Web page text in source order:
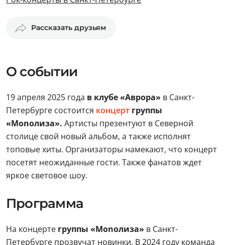
Рассказать друзьям
О событии
19 апреля 2025 года в клубе «Аврора» в Санкт-
Петербурге состоится концерт группы
«Monoлиза». Артисты презентуют в Северной
столице свой новый альбом, а также исполнят
топовые хиты. Организаторы намекают, что концерт
посетят неожиданные гости. Также фанатов ждет
яркое световое шоу.
Программа
На концерте группы «Monoлиза» в Санкт-
Петербурге прозвучат новинки. В 2024 году команда